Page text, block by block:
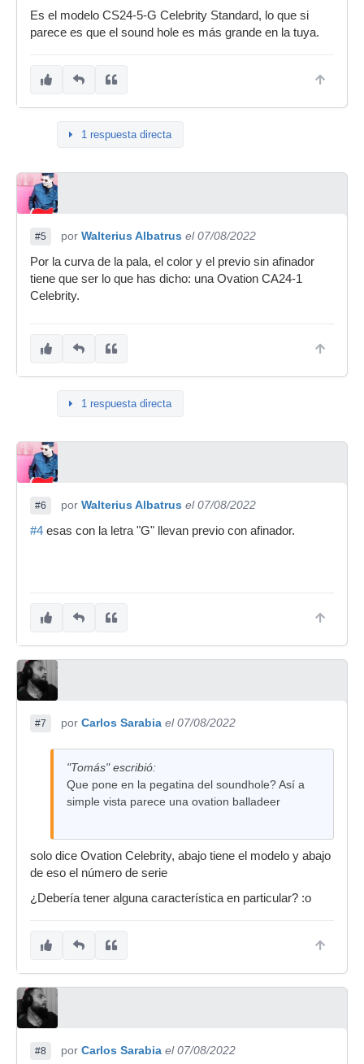
Es el modelo CS24-5-G Celebrity Standard, lo que si
parece es que el sound hole es más grande en la tuya.
1 respuesta directa
#5 por Walterius Albatrus el 07/08/2022
Por la curva de la pala, el color y el previo sin afinador
tiene que ser lo que has dicho: una Ovation CA24-1
Celebrity.
1 respuesta directa
#6 por Walterius Albatrus el 07/08/2022
#4 esas con la letra "G" llevan previo con afinador.
#7 por Carlos Sarabia el 07/08/2022
"Tomás" escribió:
Que pone en la pegatina del soundhole? Así a
simple vista parece una ovation balladeer
solo dice Ovation Celebrity, abajo tiene el modelo y abajo
de eso el número de serie
¿Debería tener alguna característica en particular? :o
#8 por Carlos Sarabia el 07/08/2022